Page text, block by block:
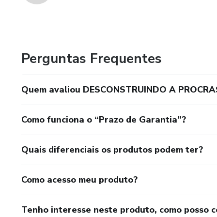
Perguntas Frequentes
Quem avaliou DESCONSTRUINDO A
Como funciona o “Prazo de Garantia”?
Quais diferenciais os produtos podem ter?
Como acesso meu produto?
Tenho interesse neste produto, como posso